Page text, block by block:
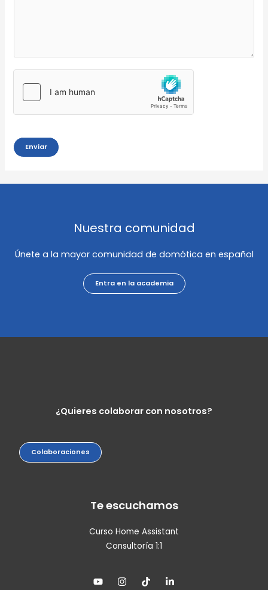
Enviar
Nuestra comunidad
Únete a la mayor comunidad de domótica en español
Entra en la academia
¿Quieres colaborar con nosotros?
Colaboraciones
Te escuchamos
Curso Home Assistant
Consultoría 1:1